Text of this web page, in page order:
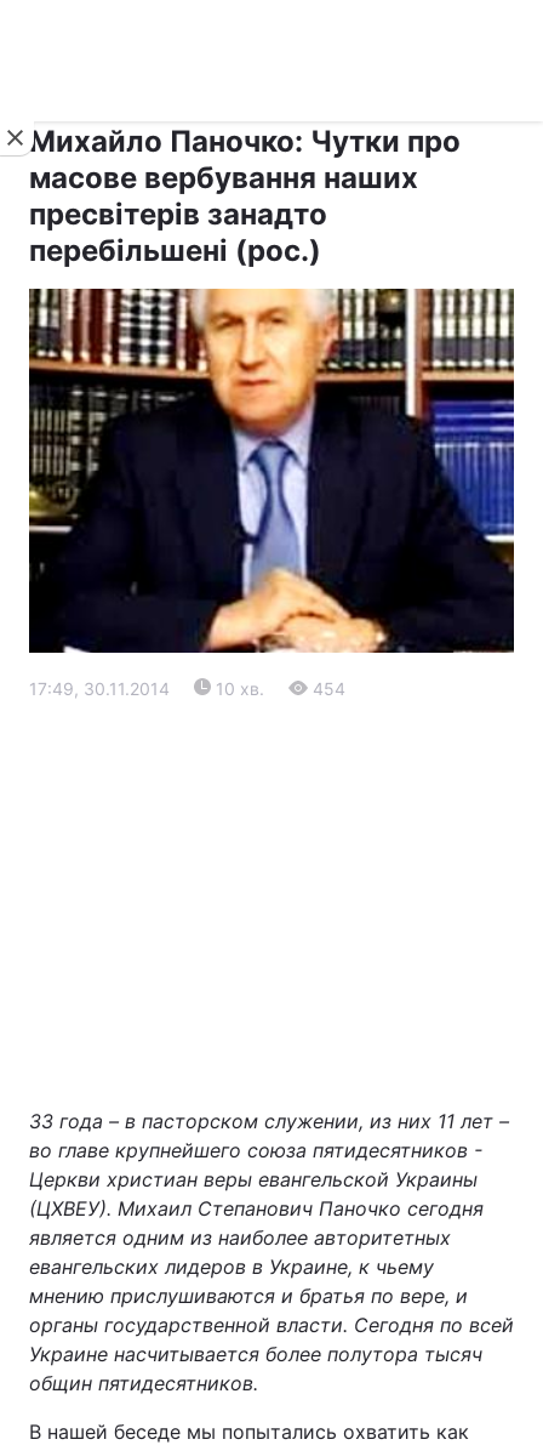
Київ Львів
Дніпро Харків
Одеса
Михайло Паночко: Чутки про
масове вербування наших
пресвітерів занадто
перебільшені (рос.)
17:49, 30.11.2014 10 хв. 454
33 года – в пасторском служении, из них 11 лет –
во главе крупнейшего союза пятидесятников -
Церкви христиан веры евангельской Украины
(ЦХВЕУ). Михаил Степанович Паночко сегодня
является одним из наиболее авторитетных
евангельских лидеров в Украине, к чьему
мнению прислушиваются и братья по вере, и
органы государственной власти. Сегодня по всей
Украине насчитывается более полутора тысяч
общин пятидесятников.
В нашей беседе мы попытались охватить как